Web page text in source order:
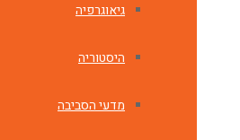
גיאוגרפיה
היסטוריה
מדעי הסביבה